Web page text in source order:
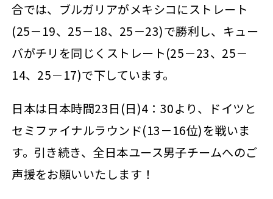
合では、ブルガリアがメキシコにストレート
(25－19、25－18、25－23)で勝利し、キュー
バがチリを同じくストレート(25－23、25－
14、25－17)で下しています。
日本は日本時間23日(日)4：30より、ドイツと
セミファイナルラウンド(13－16位)を戦いま
す。引き続き、全日本ユース男子チームへのご
声援をお願いいたします！